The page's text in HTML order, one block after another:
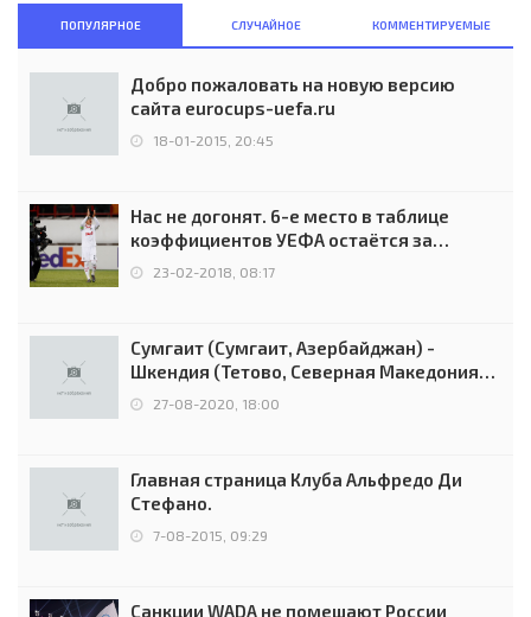
ПОПУЛЯРНОЕ СЛУЧАЙНОЕ КОММЕНТИРУЕМЫЕ
Добро пожаловать на новую версию
сайта eurocups-uefa.ru
18-01-2015, 20:45
Нас не догонят. 6-е место в таблице
коэффициентов УЕФА остаётся за
Россией
23-02-2018, 08:17
Сумгаит (Сумгаит, Азербайджан) -
Шкендия (Тетово, Северная Македония) -
0:2 (0:0)
27-08-2020, 18:00
Главная страница Клуба Альфредо Ди
Стефано.
7-08-2015, 09:29
Санкции WADA не помешают России